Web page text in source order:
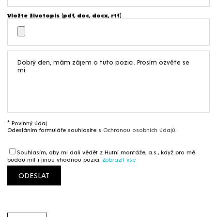
Vložte životopis (pdf, doc, docx, rtf)
* Povinný údaj
Odesláním formuláře souhlasíte s Ochranou osobních údajů
Souhlasím, aby mi dali vědět z Hutní montáže, a.s., když pro mě
budou mít i jinou vhodnou pozici. Zobrazit vše
ODESLAT